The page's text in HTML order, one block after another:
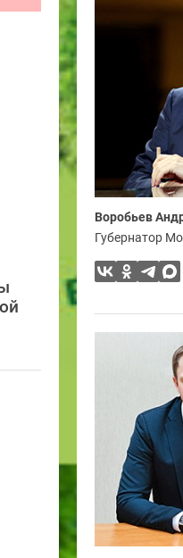
Воробьев
Губернатор